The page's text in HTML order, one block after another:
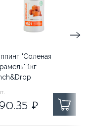
"Соленая
1кг
₽